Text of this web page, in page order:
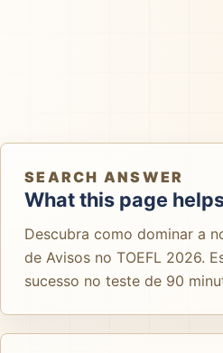
SEARCH ANSWER
What this page
Descubra como dominar a
de Avisos no TOEFL 2026.
sucesso no teste de 90